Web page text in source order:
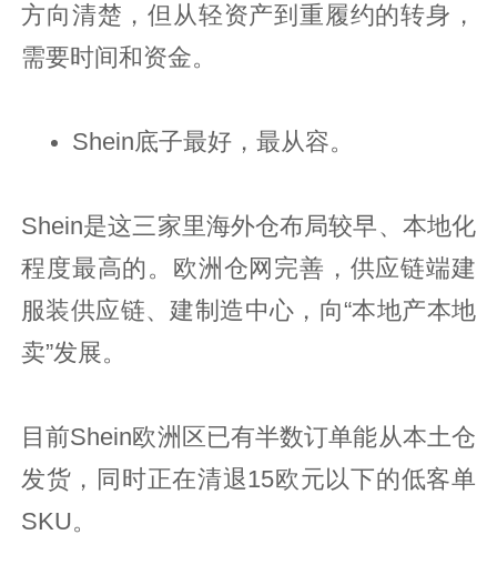
方向清楚，但从轻资产到重履约的转身，
需要时间和资金。
Shein底子最好，最从容。
Shein是这三家里海外仓布局较早、本地化
程度最高的。欧洲仓网完善，供应链端建
服装供应链、建制造中心，向“本地产本地
卖”发展。
目前Shein欧洲区已有半数订单能从本土仓
发货，同时正在清退15欧元以下的低客单
SKU。